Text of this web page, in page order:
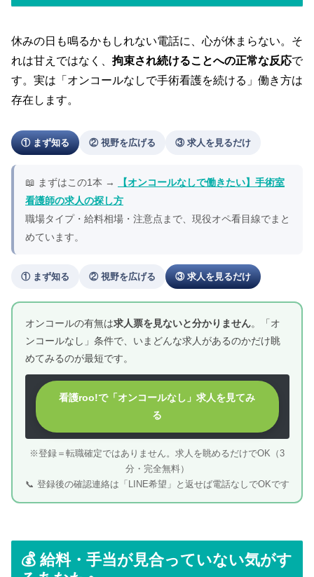
休みの日も鳴るかもしれない電話に、心が休まらない。そ
れは甘えではなく、 拘束され続けることへの正常な反応で
す。実は「オンコールなしで手術看護を続ける」働き方は
存在します。
① まず知る ② 視野を広げる ③ 求人を見るだけ
📖 まずはこの1本 →
【オンコールなしで働きたい】手術室
看護師の求人の探し方
職場タイプ・給料相場・注意点まで、現役オペ看目線でまと
めています。
① まず知る ② 視野を広げる ③ 求人を見るだけ
オンコールの有無は求人票を見ないと分かりません。「オ
ンコールなし」条件で、いまどんな求人があるのかだけ眺
めてみるのが最短です。
看護roo!で「オンコールなし」求人を見てみ
る
※登録＝転職確定ではありません。求人を眺めるだけでOK（3
分・完全無料）
📞 登録後の確認連絡は「LINE希望」と返せば電話なしでOKです
💰 給料・手当が見合っていない気がす